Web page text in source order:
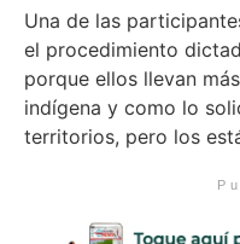
Una de las
el procedimiento
porque ellos llevan
indígena y como lo
territorios, pero los